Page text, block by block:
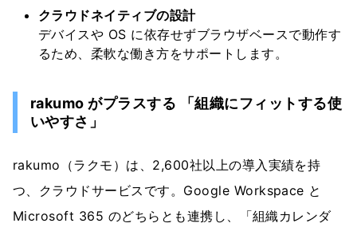
クラウドネイティブの設計
デバイスや OS に依存せずブラウザベースで動作す
るため、柔軟な働き方をサポートします。
rakumo がプラスする 「組織にフィットする使
いやすさ」
rakumo（ラクモ）は、2,600社以上の導入実績を持
つ、クラウドサービスです。Google Workspace と
Microsoft 365 のどちらとも連携し、「組織カレンダ